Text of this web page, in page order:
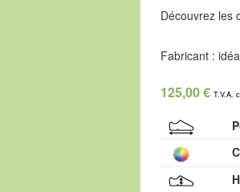
Découvrez les
Fabricant :
125,00 € T.V.A.